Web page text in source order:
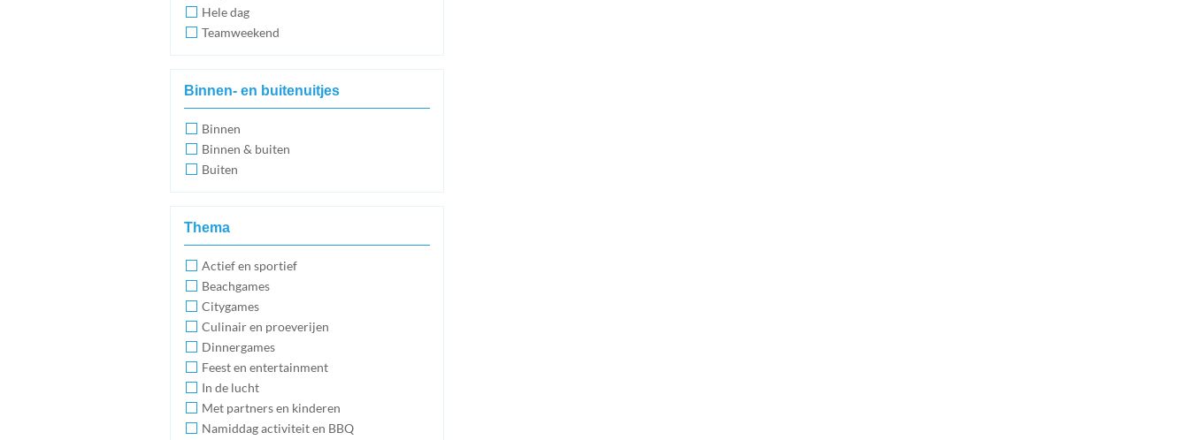
Hele dag
Teamweekend
Binnen- en buitenuitjes
Binnen
Binnen & buiten
Buiten
Thema
Actief en sportief
Beachgames
Citygames
Culinair en proeverijen
Dinnergames
Feest en entertainment
In de lucht
Met partners en kinderen
Namiddag activiteit en BBQ